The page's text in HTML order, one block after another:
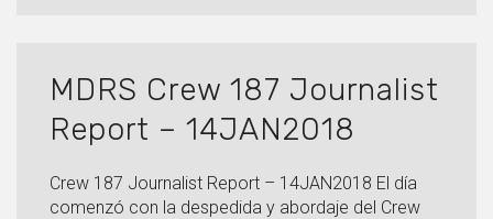
MDRS Crew 187 Journalist
Report – 14JAN2018
Crew 187 Journalist Report – 14JAN2018 El día
comenzó con la despedida y abordaje del Crew